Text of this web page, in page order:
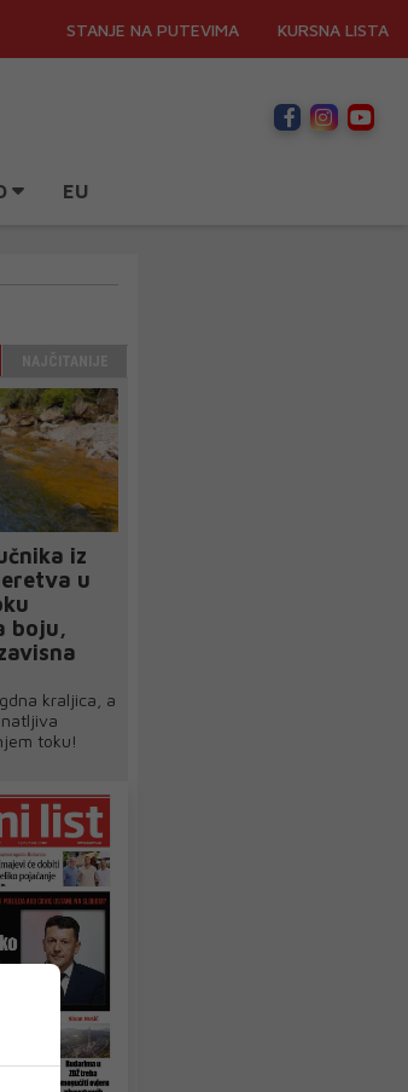
STANJE NA PUTEVIMA KURSNA LISTA
EU
iz
u
boju,
kraljica, a
toku!